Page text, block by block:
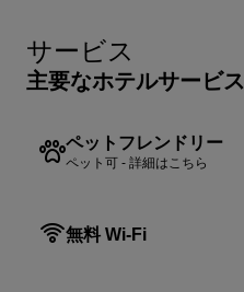
サービス
主要なホテルサービス
ペットフレンドリー
ペット可 - 詳細はこちら
無料 Wi-Fi